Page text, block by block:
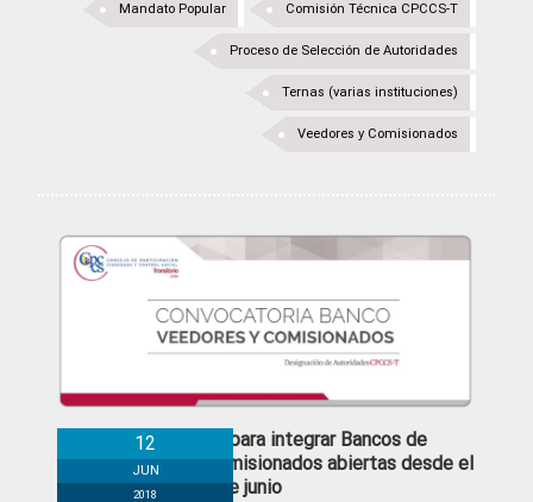
Comisión Técnica CPCCS-T
Mandato Popular
Proceso de Selección de Autoridades
Ternas (varias instituciones)
Veedores y Comisionados
Postulaciones para integrar Bancos de
Veedores y Comisionados abiertas desde el
miércoles 13 de junio
12
JUN
2018